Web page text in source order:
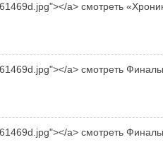
a> смотреть
a> смотреть
a> смотреть